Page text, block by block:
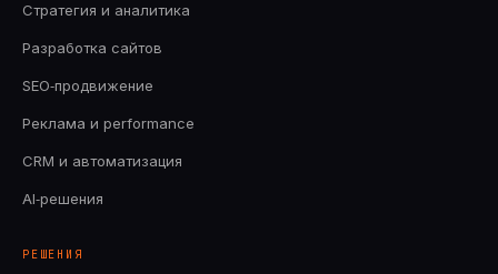
Стратегия и аналитика
Разработка сайтов
SEO‑продвижение
Реклама и performance
CRM и автоматизация
AI‑решения
РЕШЕНИЯ